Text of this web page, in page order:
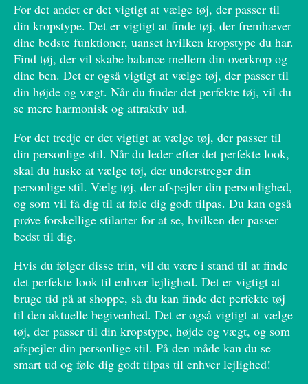
For det andet er det vigtigt at vælge tøj, der passer til
din kropstype. Det er vigtigt at finde tøj, der fremhæver
dine bedste funktioner, uanset hvilken kropstype du har.
Find tøj, der vil skabe balance mellem din overkrop og
dine ben. Det er også vigtigt at vælge tøj, der passer til
din højde og vægt. Når du finder det perfekte tøj, vil du
se mere harmonisk og attraktiv ud.
For det tredje er det vigtigt at vælge tøj, der passer til
din personlige stil. Når du leder efter det perfekte look,
skal du huske at vælge tøj, der understreger din
personlige stil. Vælg tøj, der afspejler din personlighed,
og som vil få dig til at føle dig godt tilpas. Du kan også
prøve forskellige stilarter for at se, hvilken der passer
bedst til dig.
Hvis du følger disse trin, vil du være i stand til at finde
det perfekte look til enhver lejlighed. Det er vigtigt at
bruge tid på at shoppe, så du kan finde det perfekte tøj
til den aktuelle begivenhed. Det er også vigtigt at vælge
tøj, der passer til din kropstype, højde og vægt, og som
afspejler din personlige stil. På den måde kan du se
smart ud og føle dig godt tilpas til enhver lejlighed!